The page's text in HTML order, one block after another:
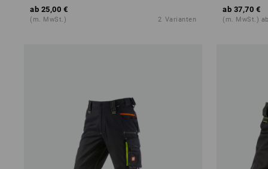
ab 25,00 €
(m. MwSt.) 2 Varianten
ab 37,70 €
(m. MwSt.)